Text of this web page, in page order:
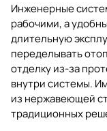
Инженерные
рабочими, а
длительную
переделывать
отделку из-за
внутри системы.
из нержавеющей
традиционных